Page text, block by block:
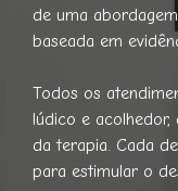
de uma
baseada em
Todos os
lúdico e
da terapia. Cada
para estimular o